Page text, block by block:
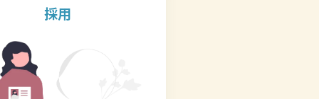
採用